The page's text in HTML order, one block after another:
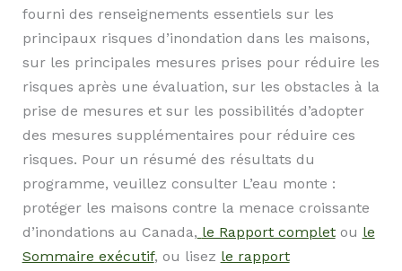
fourni des renseignements essentiels sur les
principaux risques d’inondation dans les maisons,
sur les principales mesures prises pour réduire les
risques après une évaluation, sur les obstacles à la
prise de mesures et sur les possibilités d’adopter
des mesures supplémentaires pour réduire ces
risques. Pour un résumé des résultats du
programme, veuillez consulter L’eau monte :
protéger les maisons contre la menace croissante
d’inondations au Canada, le Rapport completou le
Sommaire exécutif, ou lisez le rapport